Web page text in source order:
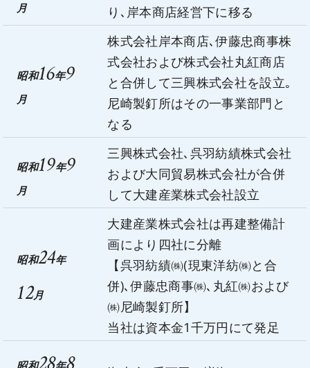
月
り､岸本商店経営下に移る
昭和16年9
月
株式会社岸本商店､伊藤忠商事株
式会社および株式会社丸紅商店
と合併して三興株式会社を設立｡
尼崎製釘所はその一事業部門と
なる
昭和19年9
月
三興株式会社､呉羽紡績株式会社
および大同貿易株式会社が合併
して大建産業株式会社設立
昭和24年
12月
大建産業株式会社は再建整備計
画により四社に分離
【呉羽紡績㈱(現東洋紡㈱と合
併)､伊藤忠商事㈱､丸紅㈱および
㈱尼崎製釘所】
当社は資本金1千万円にて発足